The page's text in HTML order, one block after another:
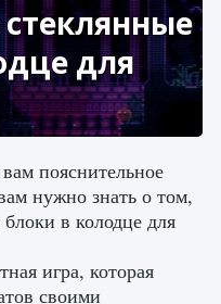
для
пояснительное
нужно знать о том,
в колодце для
игра, которая
своими